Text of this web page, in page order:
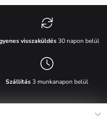
visszaküldés30 napon belül
Szállítás3 munkanapon belül